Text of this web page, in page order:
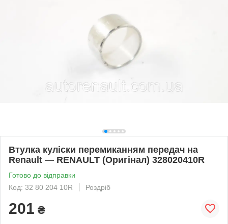
Втулка куліски перемиканням передач на
Renault — RENAULT (Оригінал) 328020410R
Готово до відправки
Код: 32 80 204 10R
Роздріб
201 ₴